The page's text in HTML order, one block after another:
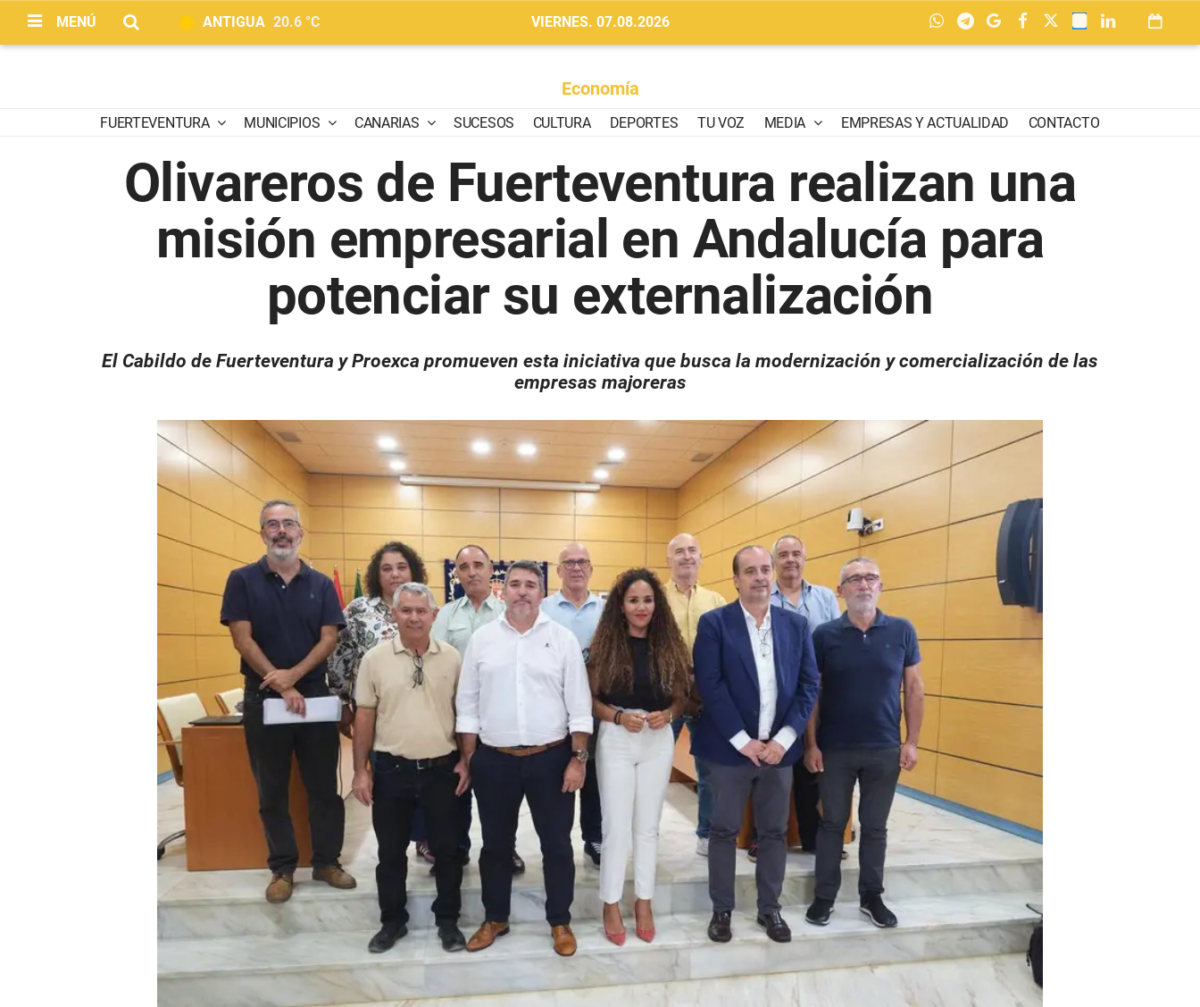
MENÚ ANTIGUA 20.6 °C VIERNES. 07.08.2026
Economía
FUERTEVENTURA MUNICIPIOS CANARIAS SUCESOS CULTURA DEPORTES TU VOZ MEDIA EMPRESAS Y ACTUALIDAD CONTACTO
Olivareros de Fuerteventura realizan una
misión empresarial en Andalucía para
potenciar su externalización
El Cabildo de Fuerteventura y Proexca promueven esta iniciativa que busca la modernización y comercialización de las
empresas majoreras